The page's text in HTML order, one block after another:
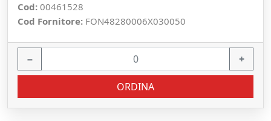
Cod: 00461528
Cod Fornitore: FON48280006X030050
− +
ORDINA